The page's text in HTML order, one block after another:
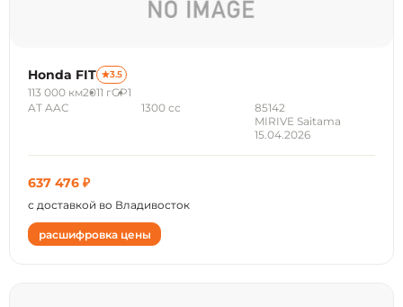
Honda FIT 3.5
113 000 км2011 гGP1
AT AAC
1300 сс
85142
MIRIVE Saitama
15.04.2026
637 476 ₽
с доставкой во Владивосток
расшифровка цены